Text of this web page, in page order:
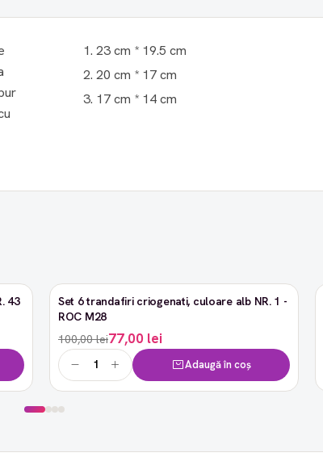
23 cm * 19.5 cm
20 cm * 17 cm
17 cm * 14 cm
43
-23%
Set 6 trandafiri criogenati, culoare alb NR. 1 -
ROC M28
100,00 lei77,00 lei
Adaugă în coș